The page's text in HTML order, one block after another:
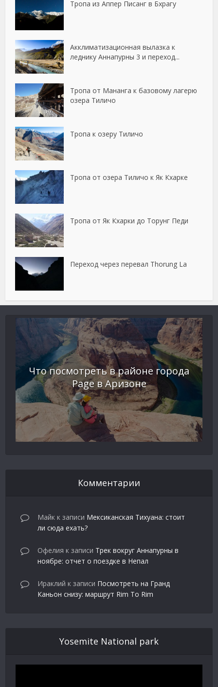
Тропа из Аппер Писанг в Бхрагу
Акклиматизационная вылазка к
леднику Аннапурны 3 и переход...
Тропа от Мананга к базовому лагерю
озера Тиличо
Тропа к озеру Тиличо
Тропа от озера Тиличо к Як Кхарке
Тропа от Як Кхарки до Торунг Педи
Переход через перевал Thorung La
Что посмотреть в районе города
Page в Аризоне
Комментарии
Майк к записи Мексиканская Тихуана: стоит
ли сюда ехать?
Офелия к записи Трек вокруг Аннапурны в
ноябре: отчет о поездке в Непал
Ираклий к записи Посмотреть на Гранд
Каньон снизу: маршрут Rim To Rim
Yosemite National park